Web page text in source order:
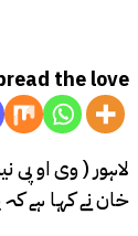
the love
لاہور ( وی او
خان نے کہا ہے